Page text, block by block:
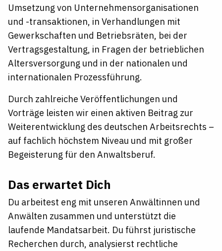
Umsetzung von Unternehmensorganisationen
und -transaktionen, in Verhandlungen mit
Gewerkschaften und Betriebsräten, bei der
Vertragsgestaltung, in Fragen der betrieblichen
Altersversorgung und in der nationalen und
internationalen Prozessführung.
Durch zahlreiche Veröffentlichungen und
Vorträge leisten wir einen aktiven Beitrag zur
Weiterentwicklung des deutschen Arbeitsrechts –
auf fachlich höchstem Niveau und mit großer
Begeisterung für den Anwaltsberuf.
Das erwartet Dich
Du arbeitest eng mit unseren Anwältinnen und
Anwälten zusammen und unterstützt die
laufende Mandatsarbeit. Du führst juristische
Recherchen durch, analysierst rechtliche